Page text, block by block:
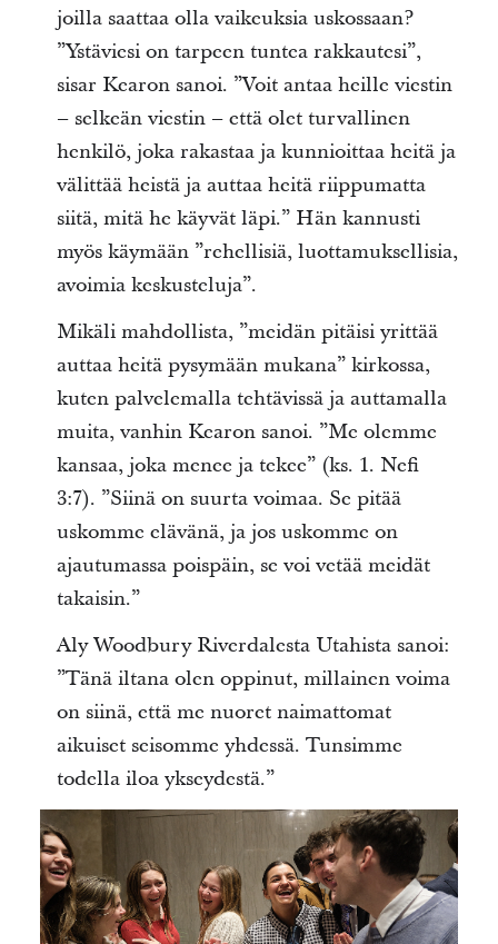
joilla saattaa olla vaikeuksia uskossaan?
”Ystäviesi on tarpeen tuntea rakkautesi”,
sisar Kearon sanoi. ”Voit antaa heille viestin
– selkeän viestin – että olet turvallinen
henkilö, joka rakastaa ja kunnioittaa heitä ja
välittää heistä ja auttaa heitä riippumatta
siitä, mitä he käyvät läpi.” Hän kannusti
myös käymään ”rehellisiä, luottamuksellisia,
avoimia keskusteluja”.
Mikäli mahdollista, ”meidän pitäisi yrittää
auttaa heitä pysymään mukana” kirkossa,
kuten palvelemalla tehtävissä ja auttamalla
muita, vanhin Kearon sanoi. ”Me olemme
kansaa, joka menee ja tekee” (ks. 1. Nefi
3:7). ”Siinä on suurta voimaa. Se pitää
uskomme elävänä, ja jos uskomme on
ajautumassa poispäin, se voi vetää meidät
takaisin.”
Aly Woodbury Riverdalesta Utahista sanoi:
”Tänä iltana olen oppinut, millainen voima
on siinä, että me nuoret naimattomat
aikuiset seisomme yhdessä. Tunsimme
todella iloa ykseydestä.”